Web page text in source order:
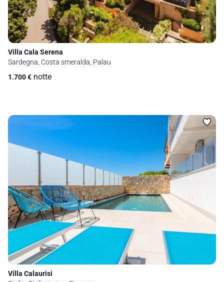
Villa Cala Serena
Sardegna, Costa smeralda, Palau
1.700€ notte
Villa Calaurisi